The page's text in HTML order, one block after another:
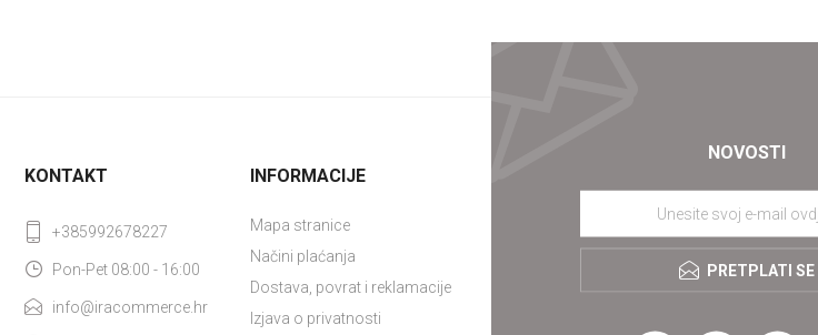
NOVOSTI
PRETPLATI SE
KONTAKT
+385992678227
Pon-Pet 08:00 - 16:00
info@iracommerce.hr
INFORMACIJE
Mapa stranice
Načini plaćanja
Dostava, povrat i reklamacije
Izjava o privatnosti